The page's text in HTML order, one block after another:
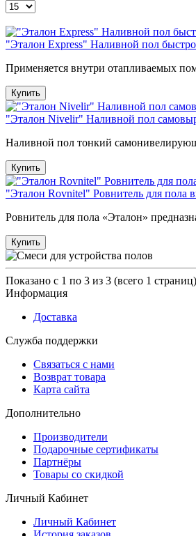
"Эталон Express" Наливной пол
Применяется внутри отапливаемых
Купить
"Эталон Nivelir" Наливной пол
Наливной пол тонкий
Купить
"Эталон Rovnitel" Ровнитель для пола
Ровнитель для пола «Эталон»
Купить
Показано с 1 по 3 из 3 (всего 1 страниц)
Информация
Доставка
Служба поддержки
Связаться с нами
Возврат товара
Карта сайта
Дополнительно
Производители
Подарочные сертификаты
Партнёры
Товары со скидкой
Личный Кабинет
Личный Кабинет